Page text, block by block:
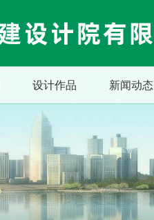
设计作品 新闻动态